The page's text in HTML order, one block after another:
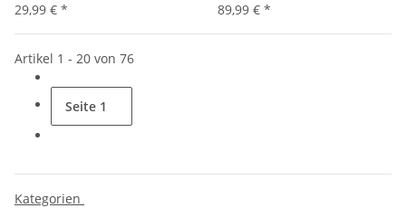
29,99 € *
89,99 € *
Artikel 1 - 20 von 76
Seite 1
Kategorien